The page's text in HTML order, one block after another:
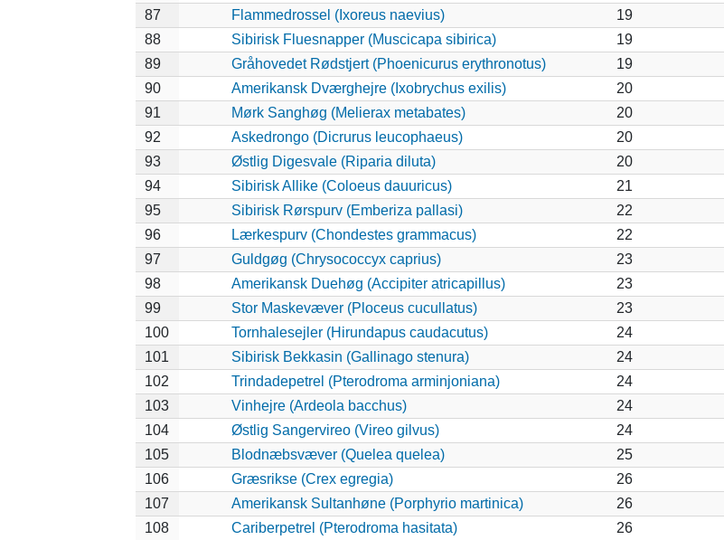
87
Flammedrossel (Ixoreus naevius)
19
88
Sibirisk Fluesnapper (Muscicapa sibirica)
19
89
Gråhovedet Rødstjert (Phoenicurus erythronotus)
19
90
Amerikansk Dværghejre (Ixobrychus exilis)
20
91
Mørk Sanghøg (Melierax metabates)
20
92
Askedrongo (Dicrurus leucophaeus)
20
93
Østlig Digesvale (Riparia diluta)
20
94
Sibirisk Allike (Coloeus dauuricus)
21
95
Sibirisk Rørspurv (Emberiza pallasi)
22
96
Lærkespurv (Chondestes grammacus)
22
97
Guldgøg (Chrysococcyx caprius)
23
98
Amerikansk Duehøg (Accipiter atricapillus)
23
99
Stor Maskevæver (Ploceus cucullatus)
23
100
Tornhalesejler (Hirundapus caudacutus)
24
101
Sibirisk Bekkasin (Gallinago stenura)
24
102
Trindadepetrel (Pterodroma arminjoniana)
24
103
Vinhejre (Ardeola bacchus)
24
104
Østlig Sangervireo (Vireo gilvus)
24
105
Blodnæbsvæver (Quelea quelea)
25
106
Græsrikse (Crex egregia)
26
107
Amerikansk Sultanhøne (Porphyrio martinica)
26
108
Cariberpetrel (Pterodroma hasitata) 26